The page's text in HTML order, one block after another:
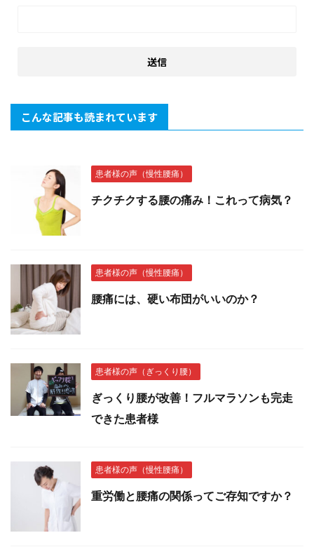
こんな記事も読まれています
患者様の声（慢性腰痛）
チクチクする腰の痛み！これって病気？
患者様の声（慢性腰痛）
腰痛には、硬い布団がいいのか？
患者様の声（ぎっくり腰）
ぎっくり腰が改善！フルマラソンも完走
できた患者様
患者様の声（慢性腰痛）
重労働と腰痛の関係ってご存知ですか？